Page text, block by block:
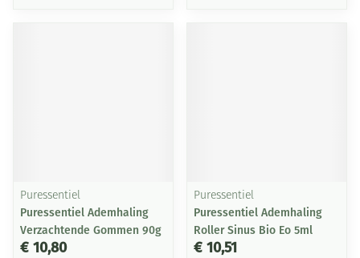
Puressentiel
Puressentiel Ademhaling
Verzachtende Gommen 90g
€ 10,80
Puressentiel
Puressentiel Ademhaling
Roller Sinus Bio Eo 5ml
€ 10,51